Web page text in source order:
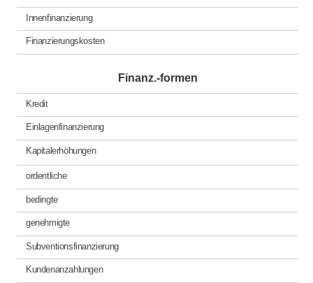
Innenfinanzierung
Finanzierungskosten
Finanz.-formen
Kredit
Einlagenfinanzierung
Kapitalerhöhungen
ordentliche
bedingte
genehmigte
Subventionsfinanzierung
Kundenanzahlungen